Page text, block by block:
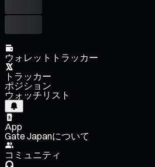
ウォレットトラッカー
トラッカー
ポジション
ウォッチリスト
App
Gate Japanについて
コミュニティ